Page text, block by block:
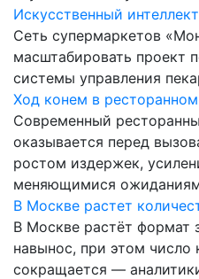
Искусственный
Сеть супермаркетов
масштабировать проект
системы управления
Ход конем в
Современный
оказывается перед
ростом издержек,
меняющимися
В Москве растет
В Москве растёт формат
навынос, при этом число
сокращается —